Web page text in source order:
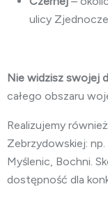
ulicy
Nie widzisz swojej
całego obszaru
Realizujemy
Zebrzydowskiej:
Myślenic, Bochni.
dostępność dla